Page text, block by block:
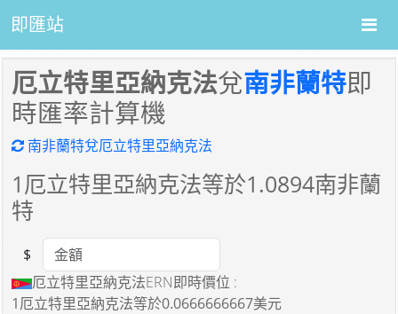
即匯站
厄立特里亞納克法兌南非蘭特即
時匯率計算機
南非蘭特兌厄立特里亞納克法
1厄立特里亞納克法等於1.0894南非蘭
特
Amount
$
厄立特里亞納克法ERN即時價位 :
1厄立特里亞納克法等於0.0666666667美元